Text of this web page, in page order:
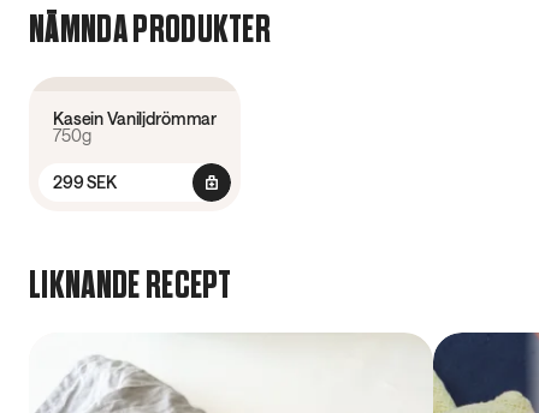
NÄMNDA PRODUKTER
Kasein Vaniljdrömmar
750g
299 SEK
LIKNANDE RECEPT